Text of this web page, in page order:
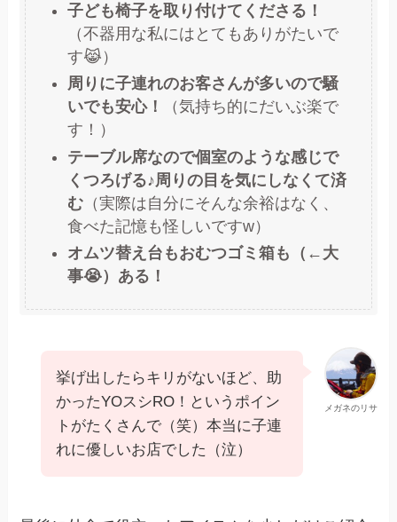
子ども椅子を取り付けてくださる！
（不器用な私にはとてもありがたいで
す😹）
周りに子連れのお客さんが多いので騒
いでも安心！
（気持ち的にだいぶ楽で
す！）
テーブル席なので個室のような感じで
くつろげる♪周りの目を気にしなくて済
む （実際は自分にそんな余裕はなく、
食べた記憶も怪しいですw）
オムツ替え台もおむつゴミ箱も（←大
事😭）ある！
メガネのリサ
挙げ出したらキリがないほど、助
かったYOスシRO！というポイン
トがたくさんで（笑）本当に子連
れに優しいお店でした（泣）